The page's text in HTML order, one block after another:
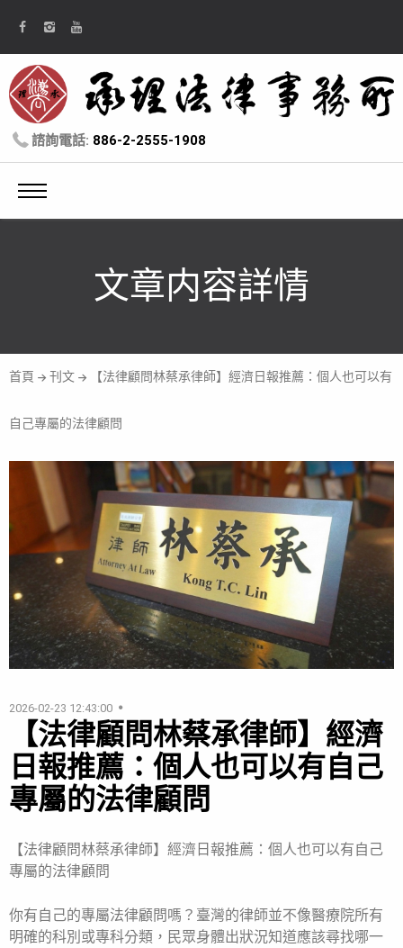
諮詢電話: 886-2-2555-1908
文章内容詳情
首頁 刊文 【法律顧問林蔡承律師】經濟日報推薦：個人也可以有
自己專屬的法律顧問
2026-02-23 12:43:00
【法律顧問林蔡承律師】經濟
日報推薦：個人也可以有自己
專屬的法律顧問
【法律顧問林蔡承律師】經濟日報推薦：個人也可以有自己
專屬的法律顧問
你有自己的專屬法律顧問嗎？臺灣的律師並不像醫療院所有
明確的科別或專科分類，民眾身體出狀況知道應該尋找哪一